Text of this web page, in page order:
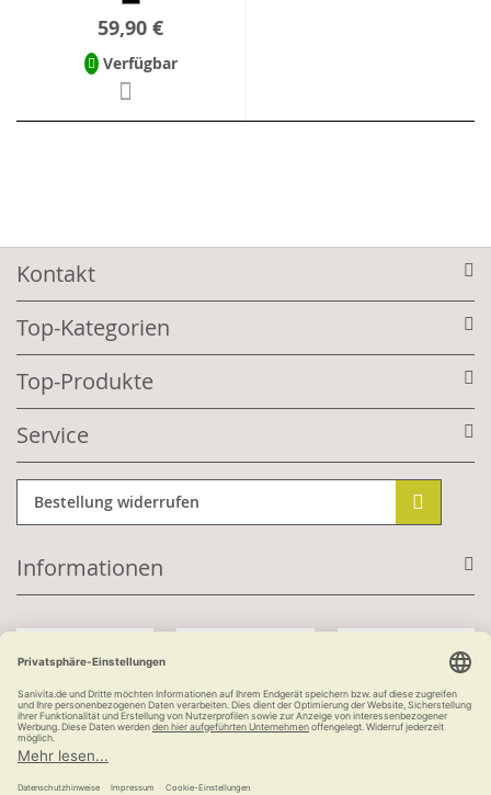
59,90 €
Verfügbar
Kontakt
Top-Kategorien
Top-Produkte
Service
Bestellung widerrufen
Informationen
Kauf auf Rechnung